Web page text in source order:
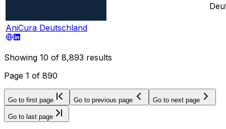
AniCura Deutschland
Showing 10 of 8,893 results
Page 1 of 890
Go to first page Go to previous page Go to next page
Go to last page